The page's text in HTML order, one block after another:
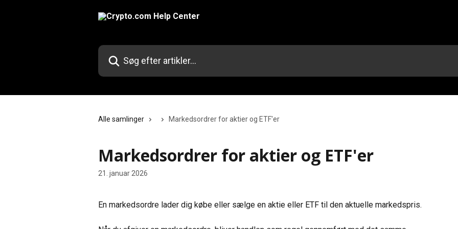
Søg efter artikler...
Alle samlinger Markedsordrer for aktier og ETF'er
Markedsordrer for aktier og ETF'er
21. januar 2026
En markedsordre lader dig købe eller sælge en aktie eller ETF til den aktuelle markedspris.